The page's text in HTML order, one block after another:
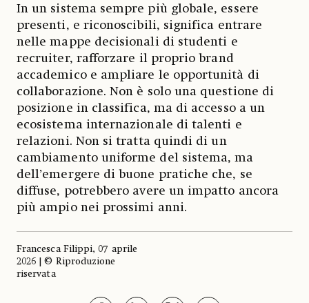
In un sistema sempre più globale, essere
presenti, e riconoscibili, significa entrare
nelle mappe decisionali di studenti e
recruiter, rafforzare il proprio brand
accademico e ampliare le opportunità di
collaborazione. Non è solo una questione di
posizione in classifica, ma di accesso a un
ecosistema internazionale di talenti e
relazioni. Non si tratta quindi di un
cambiamento uniforme del sistema, ma
dell’emergere di buone pratiche che, se
diffuse, potrebbero avere un impatto ancora
più ampio nei prossimi anni.
Francesca Filippi, 07 aprile
2026 | © Riproduzione
riservata